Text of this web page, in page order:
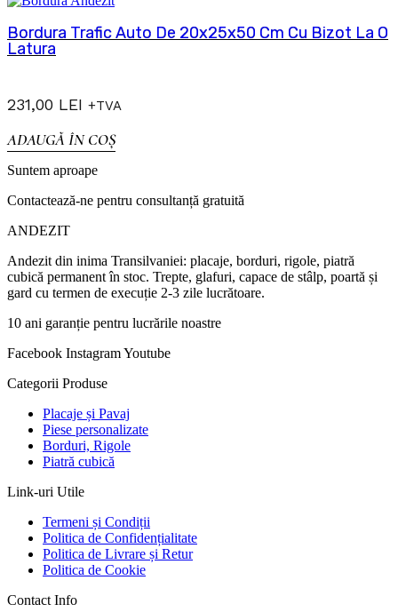
Bordura Trafic Auto De 20x25x50 Cm Cu Bizot La O
Latura
231,00 LEI +TVA
ADAUGĂ ÎN COȘ
Suntem aproape
Contactează-ne pentru consultanță gratuită
ANDEZIT
Andezit din inima Transilvaniei: placaje, borduri, rigole, piatră
cubică permanent în stoc. Trepte, glafuri, capace de stâlp, poartă și
gard cu termen de execuție 2-3 zile lucrătoare.
10 ani garanție pentru lucrările noastre
Facebook InstagramYoutube
Categorii Produse
Placaje și Pavaj
Piese personalizate
Borduri, Rigole
Piatră cubică
Link-uri Utile
Termeni și Condiții
Politica de Confidențialitate
Politica de Livrare și Retur
Politica de Cookie
Contact Info